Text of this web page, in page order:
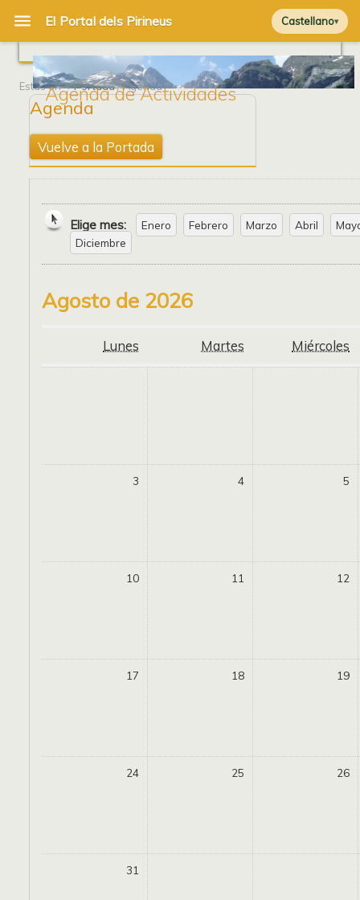
Castellano
Agenda de Actividades
Estás en Portada/ Agenda
Agenda
Vuelve a la Portada
Elige mes: Enero Febrero Marzo Abril
Diciembre
Agosto de 2026
Lunes Martes Miércoles
3 4 5
10 11 12
17 18 19
24 25 26
31